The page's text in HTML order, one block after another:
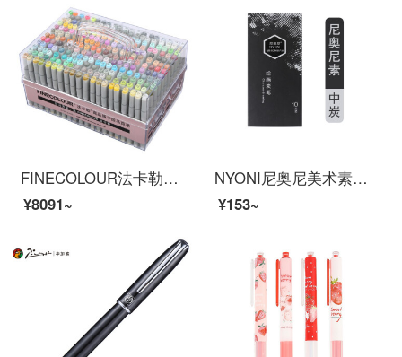
FINECOLOUR法卡勒马克笔软头一代二代三代四代平面绘画动漫标准手绘设计120色240色套装 一代全套240色亚克力笔盒装
¥8091~
NYONI尼奥尼美术素描速写碳笔软中硬性绘画专用不易断芯专业绘画碳笔画画笔美术生专用考试用笔 尼奥尼碳笔抽屉盒（中）
¥153~